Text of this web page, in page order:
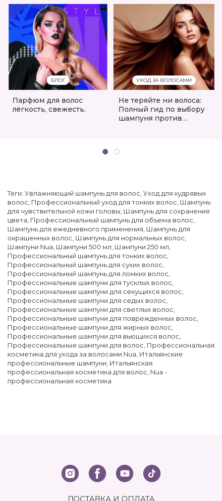
БЛОГ
Парфюм для волос
лёгкость, свежесть.
УХОД ЗА ВОЛОСАМИ
Не теряйте ни волоса:
Полный гид по выбору
шампуня против
Теги: Увлажняющий шампунь для волос Уход для кудрявых
волос Профессиональный уход для тонких волос Шампунь
для чувствительной кожи головы Шампунь для сохранения
цвета Профессиональный шампунь для объема волос
Шампунь для ежедневного применения Шампунь для
окрашенных волос Шампунь для нормальных волос
Шампуни Nua Шампуни 500 мл Шампуни 250 мл
Профессиональный шампунь для тонких волос
Профессиональный шампунь для сухих волос
Профессиональный шампунь для ломких волос
Профессиональные шампуни для тусклых волос
Профессиональные шампуни для секущихся волос
Профессиональные шампуни для седых волос
Профессиональные шампуни для светлых волос
Профессиональные шампуни для поврежденных волос
Профессиональные шампуни для жирных волос
Профессиональные шампуни для вьющихся волос
Профессиональные шампуни для волос Профессиональная
косметика для ухода за волосами Nua Итальянские
профессиональные шампуни Итальянская
профессиональная косметика для волос Nua -
профессиональная косметика
ДОСТАВКА И ОПЛАТА